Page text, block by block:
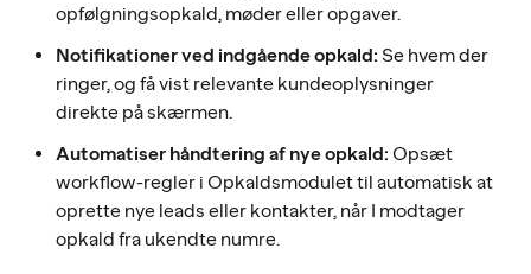
opfølgningsopkald, møder eller opgaver.
Notifikationer ved indgående opkald: Se hvem der
ringer, og få vist relevante kundeoplysninger
direkte på skærmen.
Automatiser håndtering af nye opkald: Opsæt
workflow-regler i Opkaldsmodulet til automatisk at
oprette nye leads eller kontakter, når I modtager
opkald fra ukendte numre.